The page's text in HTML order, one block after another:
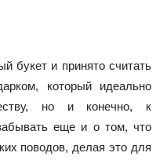
букет и принято считать
который идеально
но и конечно, к
еще и о том, что
поводов, делая это для